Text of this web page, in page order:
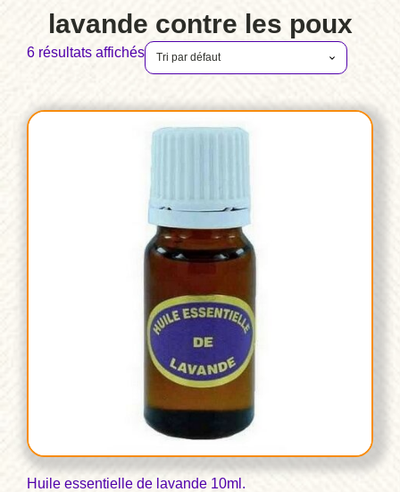
lavande contre les poux
6 résultats affichés
Huile essentielle de lavande 10ml.